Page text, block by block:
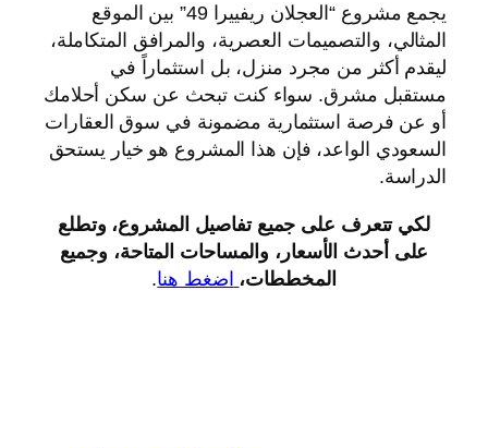
يجمع مشروع “العجلان ريفييرا 49” بين الموقع
المثالي، والتصميمات العصرية، والمرافق المتكاملة،
ليقدم أكثر من مجرد منزل، بل استثماراً في
مستقبل مشرق. سواء كنت تبحث عن سكن أحلامك
أو عن فرصة استثمارية مضمونة في سوق العقارات
السعودي الواعد، فإن هذا المشروع هو خيار يستحق
الدراسة.
لكي تتعرف على جميع تفاصيل المشروع، وتطلع
على أحدث الأسعار، والمساحات المتاحة، وجميع
المخططات، اضغط هنا.